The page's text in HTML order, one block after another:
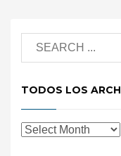
TODOS LOS